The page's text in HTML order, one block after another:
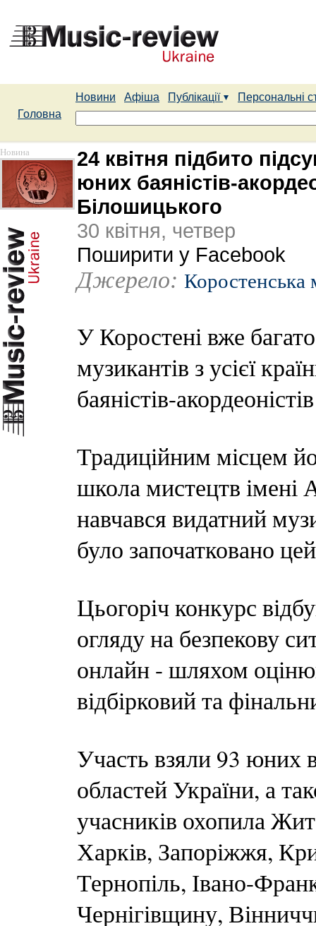
Новини Афіша Публікації
Персональні
Головна
Новина
24 квітня підбито
юних баяністів-
Білошицького
30 квітня, четвер
Поширити у Facebook
Джерело: Коростенська
У Коростені вже
музикантів з усієї
баяністів-
Традиційним місцем
школа мистецтв імені
навчався видатний
було започатковано
Цьогоріч конкурс
огляду на безпекову
онлайн - шляхом
відбірковий та
Участь взяли 93 юних
областей України, а
учасників охопила
Харків, Запоріжжя,
Тернопіль, Івано-
Чернігівщину,